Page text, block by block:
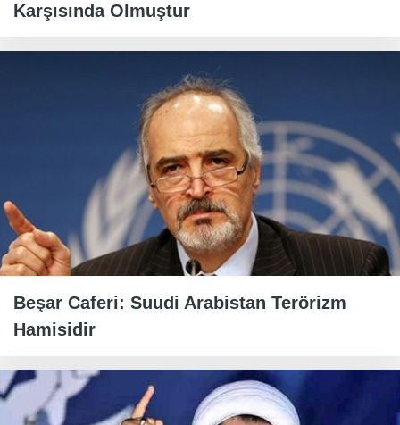
Karşısında Olmuştur
Beşar Caferi: Suudi Arabistan Terörizm
Hamisidir